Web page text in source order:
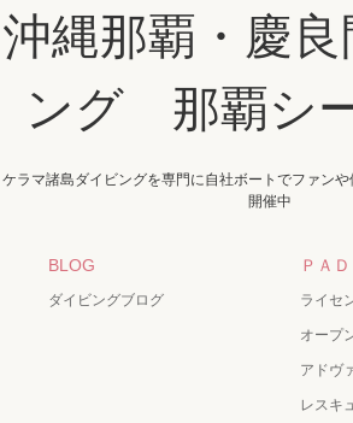
沖縄那覇・慶
ング 那覇シ
ケラマ諸島ダイビングを専門に自社ボートでファン
開催中
BLOG
ダイビングブログ
ＰＡ
ライセ
オープ
アドヴ
レスキ